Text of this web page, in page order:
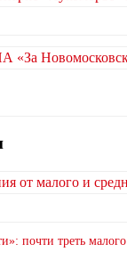
почти треть